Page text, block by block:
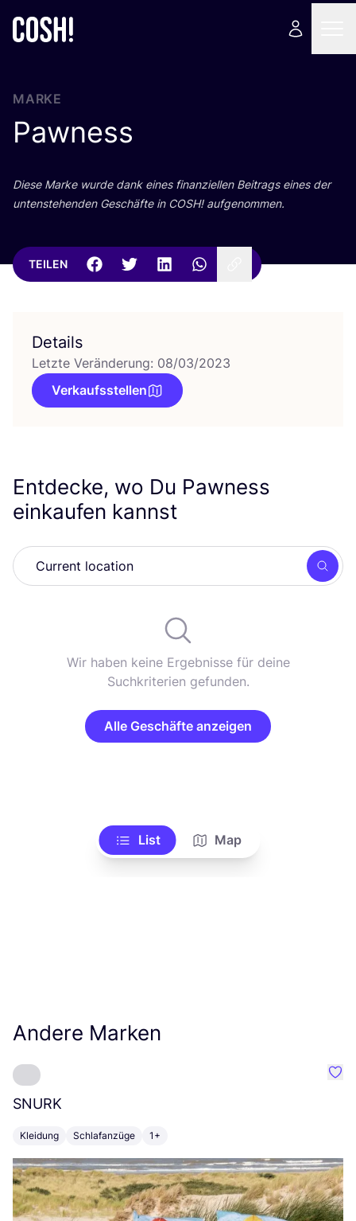
MARKE
Pawness
Die­se Mar­ke wur­de dank eines finan­zi­el­len Bei­trags eines der
unten­ste­hen­den Geschäf­te in COSH! aufgenommen.
TEILEN
Details
Letzte Veränderung: 08/03/2023
Verkaufsstellen
Entdecke, wo Du Pawness
einkaufen kannst
Wir haben keine Ergebnisse für deine
Suchkriterien gefunden.
Alle Geschäfte anzeigen
List Map
Andere Marken
SNURK
Kleidung Schlafanzüge 1+